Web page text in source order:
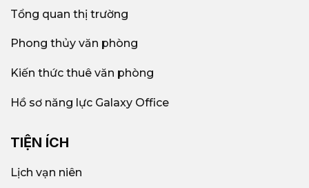
Tổng quan thị trường
Phong thủy văn phòng
Kiến thức thuê văn phòng
Hồ sơ năng lực Galaxy Office
TIỆN ÍCH
Lịch vạn niên